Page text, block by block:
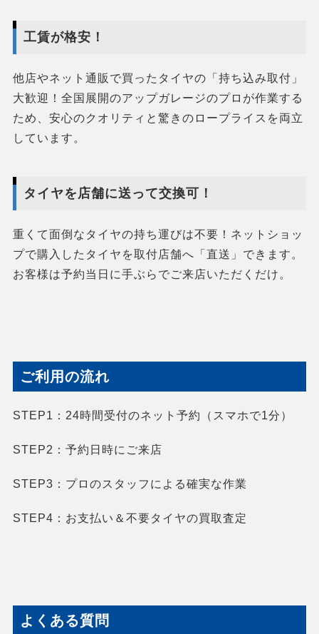
工賃が格安！
他店やネット通販で買ったタイヤの「持ち込み取付」
大歓迎！全国展開のアップガレージのプロが作業する
ため、安心のクオリティと驚きのロープライスを両立
しています。
タイヤを店舗に送って交換可！
重くて面倒なタイヤの持ち運びは不要！ネットショッ
プで購入したタイヤを取付店舗へ「直送」できます。
お客様は予約当日に手ぶらでご来店いただくだけ。
ご利用の流れ
STEP1： 24時間受付のネット予約（スマホで1分）
STEP2： 予約日時にご来店
STEP3： プロのスタッフによる確実な作業
STEP4： お支払い＆不要タイヤの買取査定
よくある質問